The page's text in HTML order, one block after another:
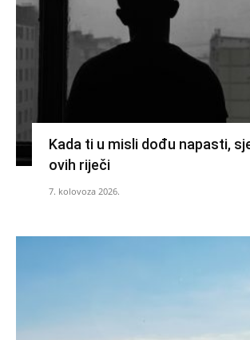
Kada ti u misli dođu napasti,
ovih riječi
7. kolovoza 2026.